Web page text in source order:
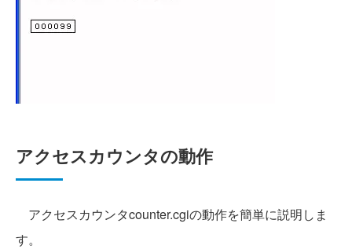
アクセスカウンタの動作
アクセスカウンタcounter.cgiの動作を簡単に説明しま
す。